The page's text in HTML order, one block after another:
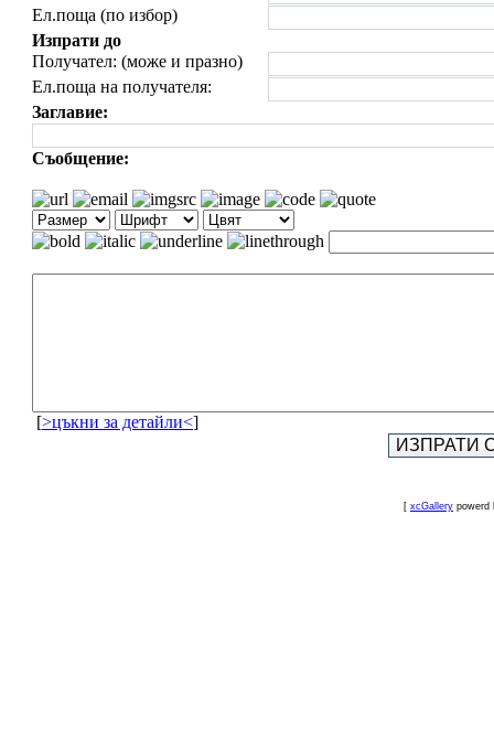
Ел.поща (по избор)
Изпрати до
Получател: (може и празно)
Ел.поща на получателя:
Заглавие:
Съобщение:
[>цъкни за детайли<]
[ xcGallery